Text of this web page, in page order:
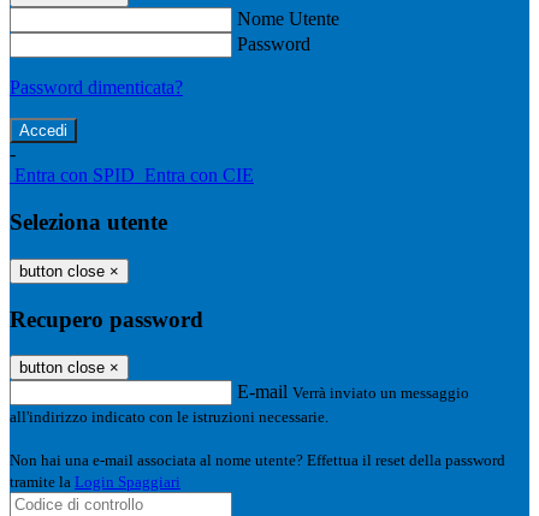
Nome Utente
Password
Password dimenticata?
-
Entra con SPID Entra con CIE
Seleziona utente
button close ×
Recupero password
button close ×
E-mail Verrà inviato un messaggio
all'indirizzo indicato con le istruzioni necessarie.
Non hai una e-mail associata al nome utente? Effettua il reset della password
tramite la Login Spaggiari